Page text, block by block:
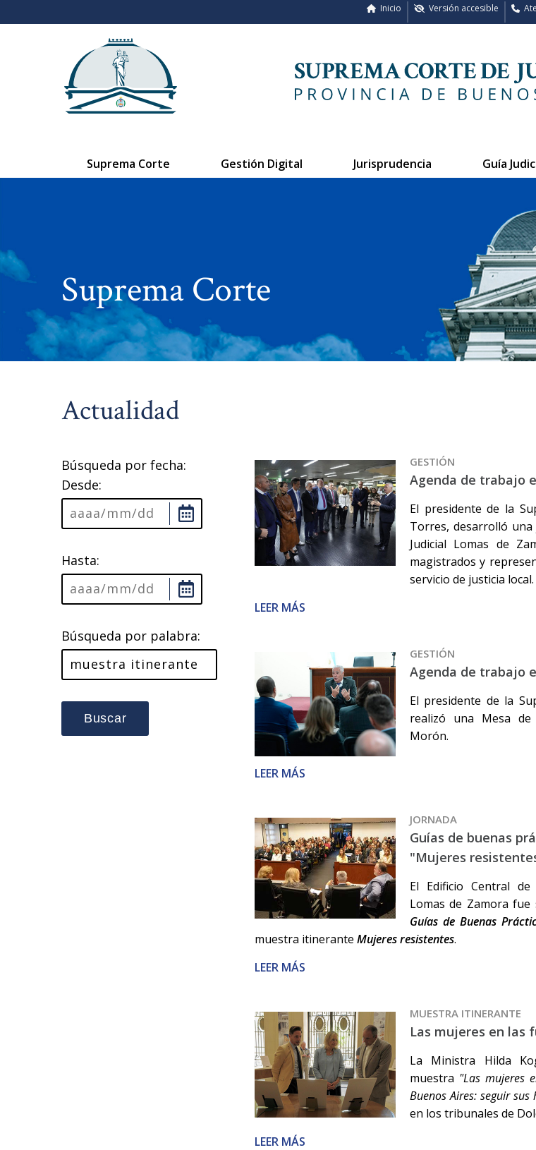
Versión accesible
Inicio
Suprema Corte Gestión Digital Jurisprudencia Guía
Suprema Corte
Actualidad
Búsqueda por fecha:
Desde:
Hasta:
Búsqueda por palabra:
Buscar
GESTIÓN
Agenda de trabajo
El presidente de la
Torres, desarrolló
Judicial Lomas de
magistrados y
servicio de justicia local.
LEER MÁS
GESTIÓN
Agenda de trabajo
El presidente de la
realizó una Mesa
Morón.
LEER MÁS
JORNADA
Guías de buenas
"Mujeres
El Edificio Central
Lomas de Zamora fue
Guías de Buenas
muestra itinerante Mujeres resistentes.
LEER MÁS
MUESTRA ITINERANTE
Las mujeres en las
La Ministra Hilda
muestra "Las mujeres
Buenos Aires: seguir
en los tribunales de
LEER MÁS